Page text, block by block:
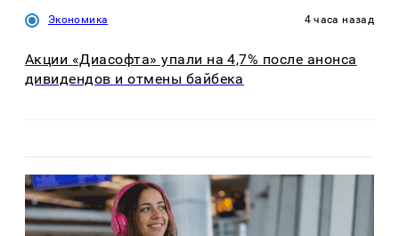
Экономика 4 часа назад
Акции «Диасофта» упали на 4,7% после анонса
дивидендов и отмены байбека